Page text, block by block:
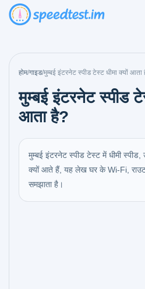
होम/गाइड/मुम्बई इंटरनेट स्पीड टेस्ट धीमा क्यों आता
मुम्बई इंटरनेट स्पीड
आता है?
मुम्बई इंटरनेट स्पीड टेस्ट में धीमी स्पीड,
क्यों आते हैं, यह लेख घर के Wi-Fi,
समझाता है।